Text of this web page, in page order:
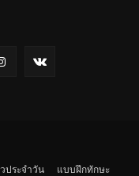
ประจำวัน แบบฝึกทักษะ